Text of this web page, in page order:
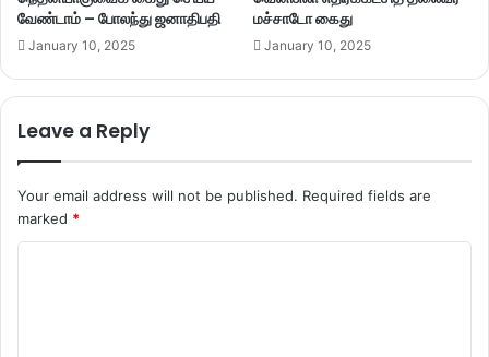
வேண்டாம் – போலந்து ஜனாதிபதி
January 10, 2025
மச்சாடோ கைது
January 10, 2025
Leave a Reply
Your email address will not be published. Required fields are
marked *